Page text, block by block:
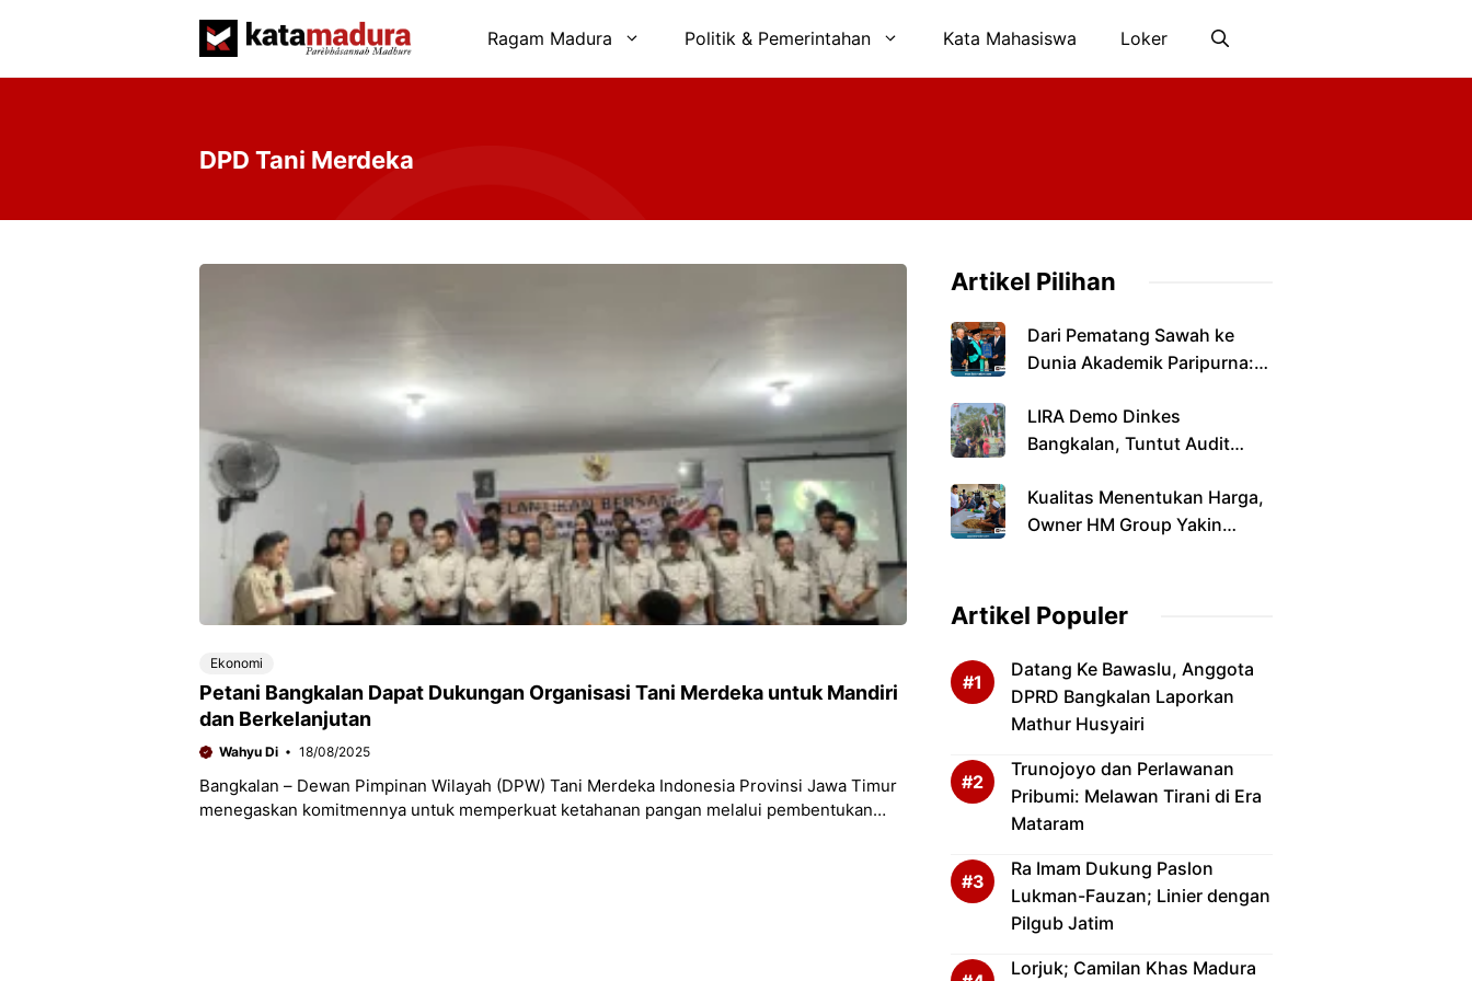
Ragam Madura Politik & Pemerintahan Kata Mahasiswa Loker
DPD Tani Merdeka
Ekonomi
Petani Bangkalan Dapat Dukungan Organisasi Tani Merdeka untuk Mandiri
dan Berkelanjutan
Wahyu Di 18/08/2025
Bangkalan – Dewan Pimpinan Wilayah (DPW) Tani Merdeka Indonesia Provinsi Jawa Timur
menegaskan komitmennya untuk memperkuat ketahanan pangan melalui pembentukan
Artikel Pilihan
Dari Pematang Sawah ke
Dunia Akademik Paripurna:
yang Menyandang Gelar
Doktor
LIRA Demo Dinkes
Bangkalan, Tuntut Audit
Fasilitas Kesehatan
Kualitas Menentukan Harga,
Owner HM Group Yakin
2026
Artikel Populer
Datang Ke Bawaslu, Anggota
DPRD Bangkalan Laporkan
Mathur Husyairi
Trunojoyo dan Perlawanan
Pribumi: Melawan Tirani di Era
Mataram
Ra Imam Dukung Paslon
Lukman-Fauzan; Linier dengan
Pilgub Jatim
Lorjuk; Camilan Khas Madura